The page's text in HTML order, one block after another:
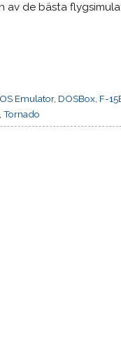
av de bästa
Emulator, DOSBox, F-
,Tornado